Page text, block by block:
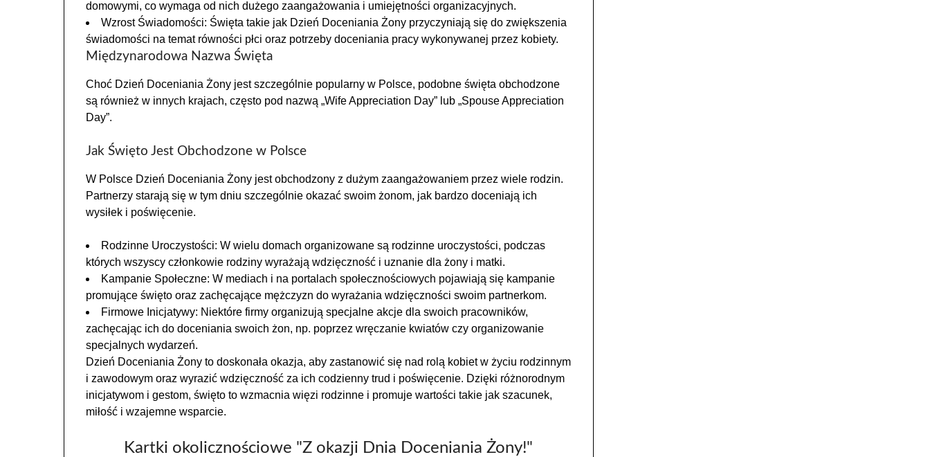
domowymi, co wymaga od nich dużego zaangażowania i umiejętności organizacyjnych.
Wzrost Świadomości: Święta takie jak Dzień Doceniania Żony przyczyniają się do zwiększenia
świadomości na temat równości płci oraz potrzeby doceniania pracy wykonywanej przez kobiety.
Międzynarodowa Nazwa Święta
Choć Dzień Doceniania Żony jest szczególnie popularny w Polsce, podobne święta obchodzone
są również w innych krajach, często pod nazwą „Wife Appreciation Day” lub „Spouse Appreciation
Day”.
Jak Święto Jest Obchodzone w Polsce
W Polsce Dzień Doceniania Żony jest obchodzony z dużym zaangażowaniem przez wiele rodzin.
Partnerzy starają się w tym dniu szczególnie okazać swoim żonom, jak bardzo doceniają ich
wysiłek i poświęcenie.
Rodzinne Uroczystości: W wielu domach organizowane są rodzinne uroczystości, podczas
których wszyscy członkowie rodziny wyrażają wdzięczność i uznanie dla żony i matki.
Kampanie Społeczne: W mediach i na portalach społecznościowych pojawiają się kampanie
promujące święto oraz zachęcające mężczyzn do wyrażania wdzięczności swoim partnerkom.
Firmowe Inicjatywy: Niektóre firmy organizują specjalne akcje dla swoich pracowników,
zachęcając ich do doceniania swoich żon, np. poprzez wręczanie kwiatów czy organizowanie
specjalnych wydarzeń.
Dzień Doceniania Żony to doskonała okazja, aby zastanowić się nad rolą kobiet w życiu rodzinnym
i zawodowym oraz wyrazić wdzięczność za ich codzienny trud i poświęcenie. Dzięki różnorodnym
inicjatywom i gestom, święto to wzmacnia więzi rodzinne i promuje wartości takie jak szacunek,
miłość i wzajemne wsparcie.
Kartki okolicznościowe "Z okazji Dnia Doceniania Żony!"